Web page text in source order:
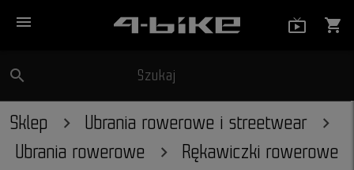
menu shopping_cart
search Szukaj
Sklep
Ubrania rowerowe i streetwear
Ubrania rowerowe
Rękawiczki rowerowe